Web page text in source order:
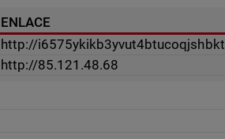
ENLACE
http://
http://85.121.48.68